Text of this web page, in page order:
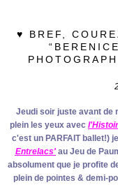
♥ BREF,
Jeudi soir juste avant de
plein les yeux avec
c'est un PARFAIT ballet!)
Entrelacs'au Jeu de
absolument que je profite
plein de pointes & demi-